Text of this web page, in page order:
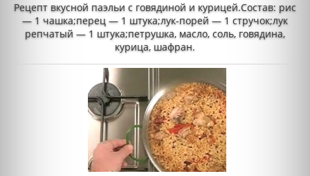
Рецепт вкусной паэльи с говядиной и курицей.Состав: рис
— 1 чашка;перец — 1 штука;лук-порей — 1 стручок;лук
репчатый — 1 штука;петрушка, масло, соль, говядина,
курица, шафран.